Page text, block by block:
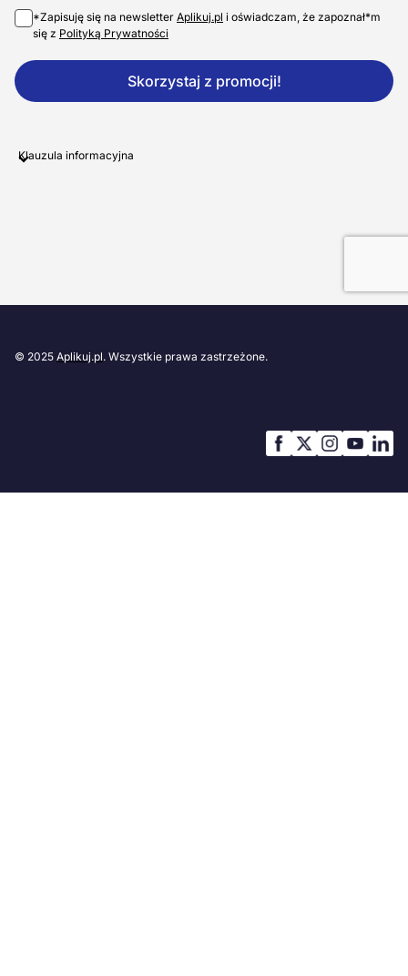
*Zapisuję się na newsletter Aplikuj.pl i oświadczam, że zapoznał*m
się z Polityką Prywatności
Skorzystaj z promocji!
Klauzula informacyjna
© 2025 Aplikuj.pl. Wszystkie prawa zastrzeżone.